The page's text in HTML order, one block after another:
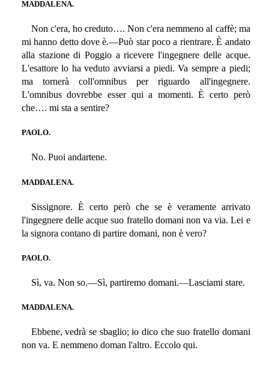
MADDALENA.
Non c'era, ho creduto…. Non c'era nemmeno al caffè; ma
mi hanno detto dove è.—Può star poco a rientrare. È andato
alla stazione di Poggio a ricevere l'ingegnere delle acque.
L'esattore lo ha veduto avviarsi a piedi. Va sempre a piedi;
ma tornerà coll'omnibus per riguardo all'ingegnere.
L'omnibus dovrebbe esser qui a momenti. È certo però
che…. mi sta a sentire?
PAOLO.
No. Puoi andartene.
MADDALENA.
Sissignore. È certo però che se è veramente arrivato
l'ingegnere delle acque suo fratello domani non va via. Lei e
la signora contano di partire domani, non è vero?
PAOLO.
Sì, va. Non so.—Sì, partiremo domani.—Lasciami stare.
MADDALENA.
Ebbene, vedrà se sbaglio; io dico che suo fratello domani
non va. E nemmeno doman l'altro. Eccolo qui.